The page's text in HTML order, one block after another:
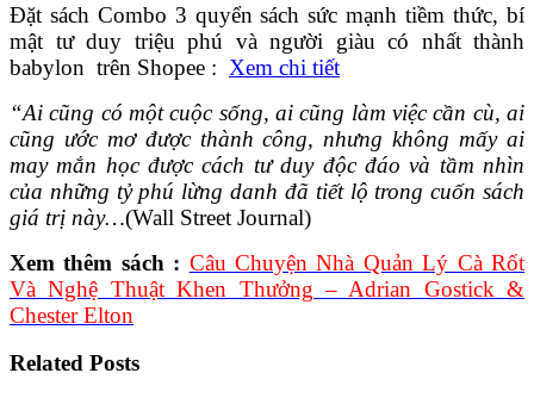
Đặt sách Combo 3 quyển sách sức mạnh tiềm thức, bí
mật tư duy triệu phú và người giàu có nhất thành
babylon trên Shopee : Xem chi tiết
“Ai cũng có một cuộc sống, ai cũng làm việc cần cù, ai
cũng ước mơ được thành công, nhưng không mấy ai
may mắn học được cách tư duy độc đáo và tầm nhìn
của những tỷ phú lừng danh đã tiết lộ trong cuốn sách
giá trị này…(Wall Street Journal)
Xem thêm sách : Câu Chuyện Nhà Quản Lý Cà Rốt
Và Nghệ Thuật Khen Thưởng – Adrian Gostick &
Chester Elton
Related Posts